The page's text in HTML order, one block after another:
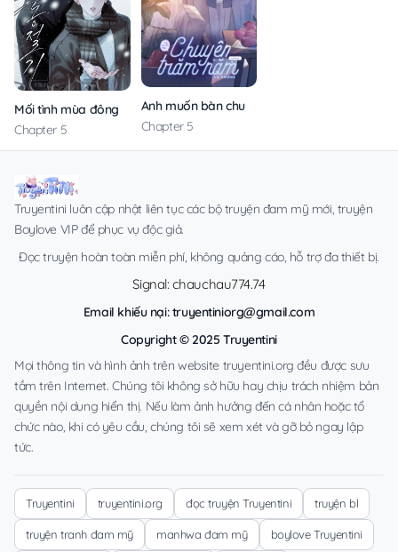
Mối tình mùa đông
Chapter 5
Anh muốn bàn chuyện trăm năm với em
Chapter 5
Truyentini luôn cập nhật liên tục các bộ truyện đam mỹ mới, truyện
Boylove VIP để phục vụ độc giả.
Đọc truyện hoàn toàn miễn phí, không quảng cáo, hỗ trợ đa thiết bị.
Signal: chauchau774.74
Email khiếu nại:truyentiniorg@gmail.com
Copyright © 2025 Truyentini
Mọi thông tin và hình ảnh trên website truyentini.org đều được sưu
tầm trên Internet. Chúng tôi không sở hữu hay chịu trách nhiệm bản
quyền nội dung hiển thị. Nếu làm ảnh hưởng đến cá nhân hoặc tổ
chức nào, khi có yêu cầu, chúng tôi sẽ xem xét và gỡ bỏ ngay lập
tức.
Truyentini truyentini.org đọc truyện Truyentini truyện bl
truyện tranh đam mỹ manhwa đam mỹ boylove Truyentini